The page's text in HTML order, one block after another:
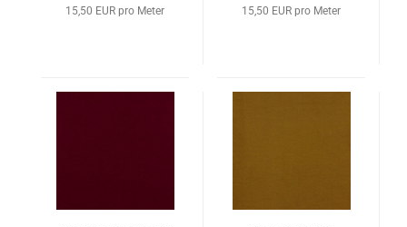
15,50 EUR pro Meter 15,50 EUR pro Meter